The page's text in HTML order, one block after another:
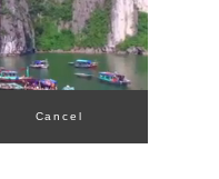
Cancel